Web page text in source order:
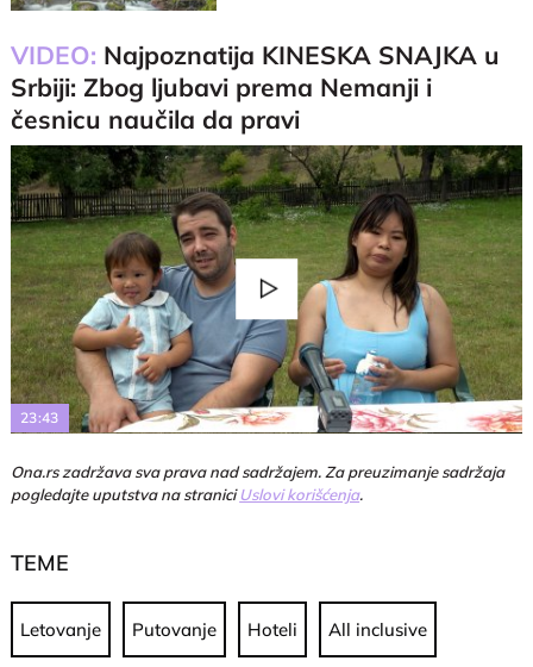
VIDEO: Najpoznatija KINESKA SNAJKA u
Srbiji: Zbog ljubavi prema Nemanji i
česnicu naučila da pravi
Play
Video
23:43
Ona.rs zadržava sva prava nad sadržajem. Za preuzimanje sadržaja
pogledajte uputstva na straniciUslovi korišćenja.
TEME
Letovanje Putovanje Hoteli All inclusive